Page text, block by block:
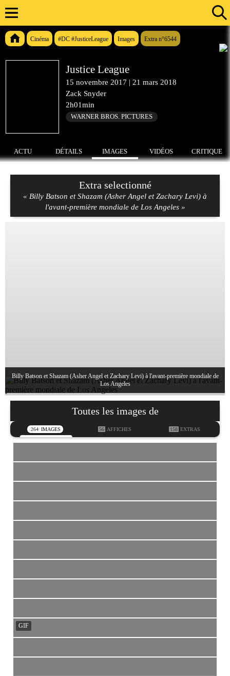
Cinéma #DC #JusticeLeague Images Extra n°6544
Justice League
15 novembre 2017 | 21 mars 2018
Zack Snyder
2h01min
WARNER BROS. PICTURES
ACTU DÉTAILS IMAGES VIDÉOS CRITIQUE
Extra selectionné
« Billy Batson et Shazam (Asher Angel et Zachary Levi) à
l'avant-première mondiale de Los Angeles »
Billy Batson et Shazam (Asher Angel et Zachary Levi) à l'avant-première mondiale de
Los Angeles
Toutes les images de
264 IMAGES 56 AFFICHES 158 EXTRAS